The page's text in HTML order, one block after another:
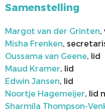
Samenstelling
Margot van der Grinten,
Misha Frenken,
Oussama van Geene, lid
Maud Kramer, lid
Edwin Jansen, lid
Noortje Hagemeijer, lid
Sharmila Thompson-